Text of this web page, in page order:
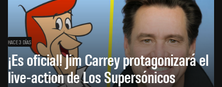
HACE 3 DÍAS
¡Es oficial! Jim Carrey protagonizará el
live-action de Los Supersónicos